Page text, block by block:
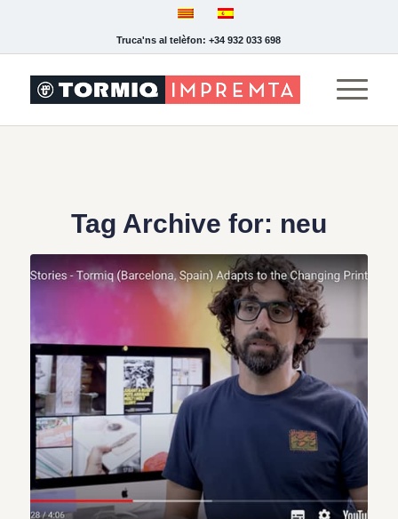
Truca'ns al telèfon: +34 932 033 698
Tag Archive for: neu